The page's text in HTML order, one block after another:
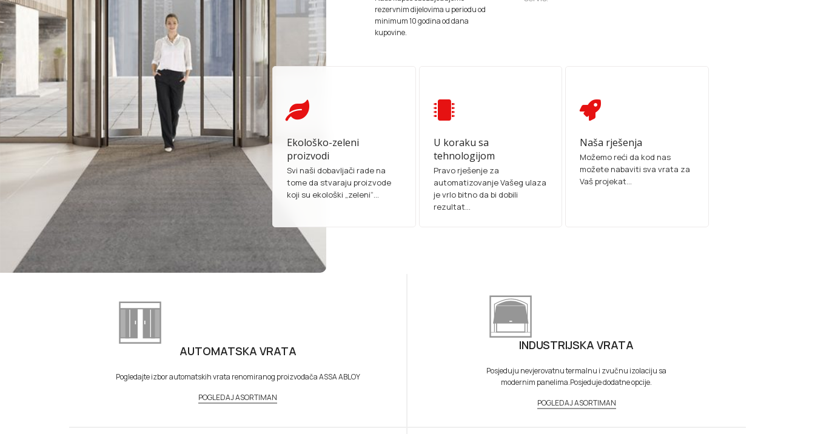
rezervnim dijelovima u periodu od
minimum 10 godina od dana
kupovine.
Ekološko-zeleni
proizvodi
Svi naši dobavljači rade na
tome da stvaraju proizvode
koji su ekološki „zeleni“...
U koraku sa
tehnologijom
Pravo rješenje za
automatizovanje Vašeg ulaza
je vrlo bitno da bi dobili
rezultat...
Naša rješenja
Možemo reći da kod nas
možete nabaviti sva vrata za
Vaš projekat...
AUTOMATSKA VRATA
Pogledajte izbor automatskih vrata renomiranog proizvođača ASSA ABLOY
POGLEDAJ ASORTIMAN
INDUSTRIJSKA VRATA
Posjeduju nevjerovatnu termalnu i zvučnu izolaciju sa
modernim panelima.Posjeduje dodatne opcije.
POGLEDAJ ASORTIMAN